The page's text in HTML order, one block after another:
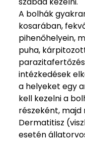
A bolhák
kosarában,
pihenőhelyein,
puha,
intézkedések
a helyeket egy
kell kezelni a
részeként, majd
Dermatitisz
esetén